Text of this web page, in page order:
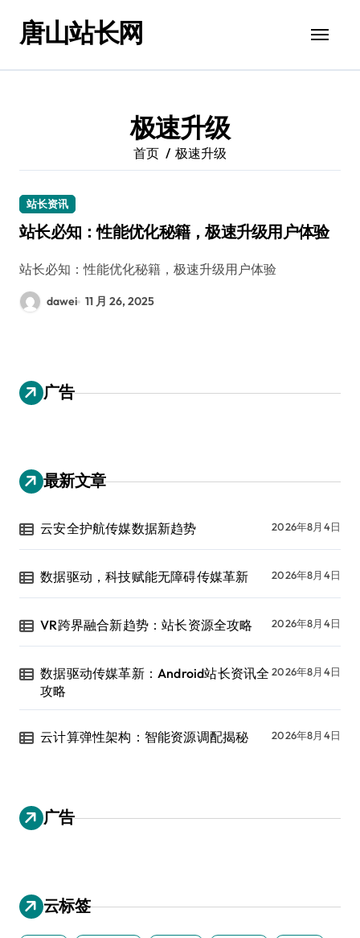
唐山站长网
极速升级
首页 极速升级
站长资讯
站长必知：性能优化秘籍，极速升级用户体验
站长必知：性能优化秘籍，极速升级用户体验
dawei 11 月 26, 2025
广告
最新文章
云安全护航传媒数据新趋势 2026年8月4日
数据驱动，科技赋能无障碍传媒革新 2026年8月4日
VR跨界融合新趋势：站长资源全攻略 2026年8月4日
数据驱动传媒革新：Android站长资讯全
攻略
2026年8月4日
云计算弹性架构：智能资源调配揭秘 2026年8月4日
广告
云标签